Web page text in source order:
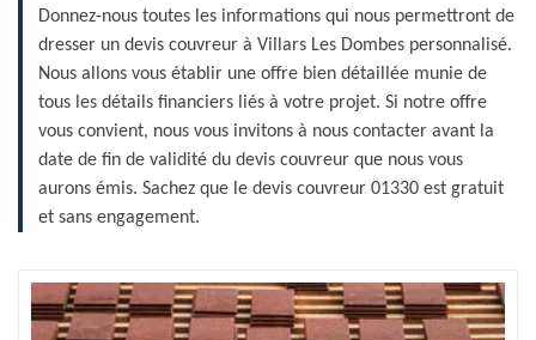
Donnez-nous toutes les informations qui nous permettront de
dresser un devis couvreur à Villars Les Dombes personnalisé.
Nous allons vous établir une offre bien détaillée munie de
tous les détails financiers liés à votre projet. Si notre offre
vous convient, nous vous invitons à nous contacter avant la
date de fin de validité du devis couvreur que nous vous
aurons émis. Sachez que le devis couvreur 01330 est gratuit
et sans engagement.